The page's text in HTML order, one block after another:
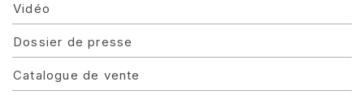
Vidéo
Dossier de presse
Catalogue de vente